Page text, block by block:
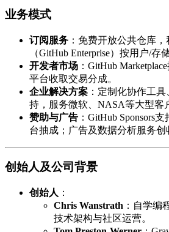
业务模式
订阅服务 ：免费开放公共仓库
（GitHub Enterprise）按用户/存
开发者市场 ：GitHub
平台收取交易分成。
企业解决方案 ：定制化协作工
持，服务微软、NASA等大型客
赞助与广告 ：GitHub Sponsors
台抽成；广告及数据分析服务创
创始人及公司背景
创始人 ：
Chris Wanstrath ：自学编
技术架构与社区运营。